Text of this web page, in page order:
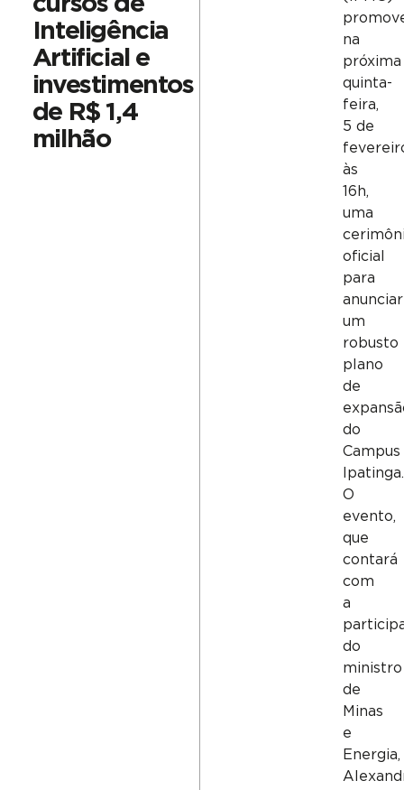
Inteligência
Artificial e
investimentos
de R$ 1,4
milhão
na
próxima
quinta-
feira,
5 de
às
16h,
uma
oficial
para
anunciar
um
robusto
plano
de
do
Campus
Ipatinga.
O
evento,
que
contará
com
a
do
ministro
de
Minas
e
Energia,